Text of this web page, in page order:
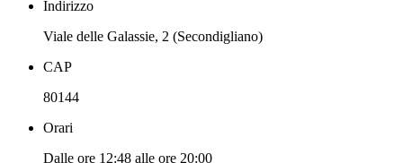
Indirizzo
Viale delle Galassie, 2 (Secondigliano)
CAP
80144
Orari
Dalle ore 12:48 alle ore 20:00